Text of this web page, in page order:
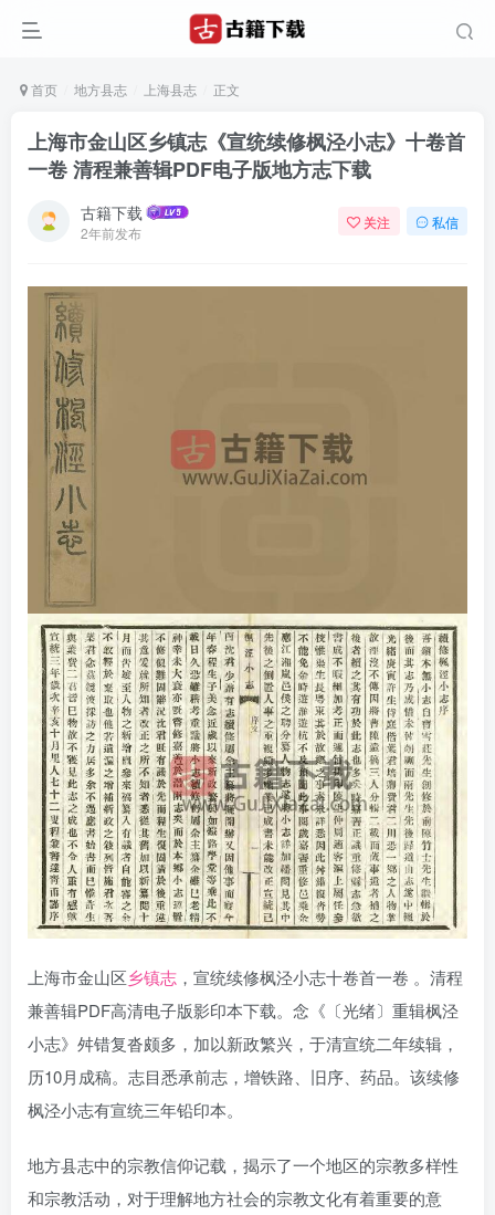
首页 地方县志 上海县志 正文
上海市金山区乡镇志《宣统续修枫泾小志》十卷首
一卷 清程兼善辑PDF电子版地方志下载
古籍下载
2年前发布
关注 私信
上海市金山区乡镇志 ，宣统续修枫泾小志十卷首一卷 。清程
兼善辑PDF高清电子版影印本下载。念《〔光绪〕重辑枫泾
小志》舛错复沓颇多，加以新政繁兴，于清宣统二年续辑，
历10月成稿。志目悉承前志，增铁路、旧序、药品。该续修
枫泾小志有宣统三年铅印本。
地方县志中的宗教信仰记载，揭示了一个地区的宗教多样性
和宗教活动，对于理解地方社会的宗教文化有着重要的意